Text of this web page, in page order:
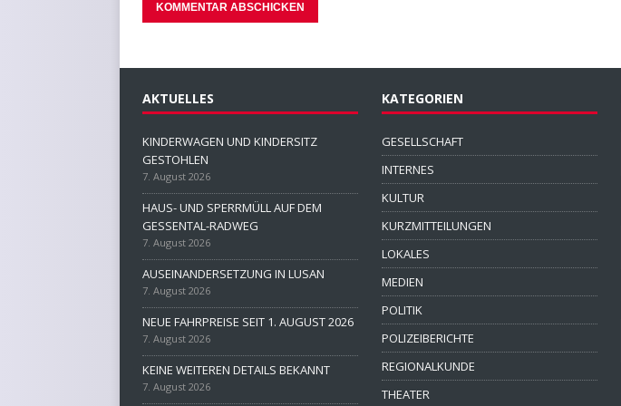
AKTUELLES
KINDERWAGEN UND KINDERSITZ
GESTOHLEN
7. August 2026
HAUS- UND SPERRMÜLL AUF DEM
GESSENTAL-RADWEG
7. August 2026
AUSEINANDERSETZUNG IN LUSAN
7. August 2026
NEUE FAHRPREISE SEIT 1. AUGUST 2026
7. August 2026
KEINE WEITEREN DETAILS BEKANNT
7. August 2026
KATEGORIEN
GESELLSCHAFT
INTERNES
KULTUR
KURZMITTEILUNGEN
LOKALES
MEDIEN
POLITIK
POLIZEIBERICHTE
REGIONALKUNDE
THEATER